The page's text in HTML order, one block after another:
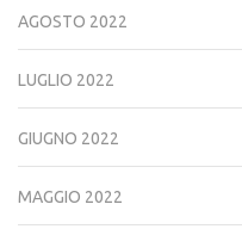
AGOSTO 2022
LUGLIO 2022
GIUGNO 2022
MAGGIO 2022